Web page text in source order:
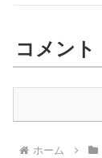
コメント
ホーム